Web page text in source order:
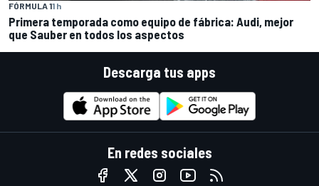
FÓRMULA 11 h
Primera temporada como equipo de fábrica: Audi, mejor
que Sauber en todos los aspectos
Descarga tus apps
En redes sociales